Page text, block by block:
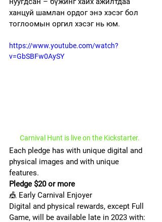
ханцуй шамлан ордог энэ хэсэг бол
тоглоомын оргил хэсэг нь юм.
https://www.youtube.com/watch?
v=GbSBFw0AySY
Carnival Hunt is live on the Kickstarter.
Each pledge has with unique digital and
physical images and with unique
features.
Pledge $20 or more
🎪 Early Carnival Enjoyer
Digital and physical rewards, except Full
Game, will be available late in 2023 with: